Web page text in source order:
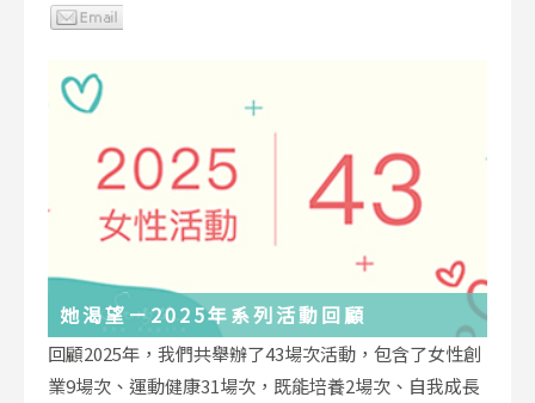
她渴望－2025年系列活動回顧
回顧2025年，我們共舉辦了43場次活動，包含了女性創
業9場次、運動健康31場次，既能培養2場次、自我成長